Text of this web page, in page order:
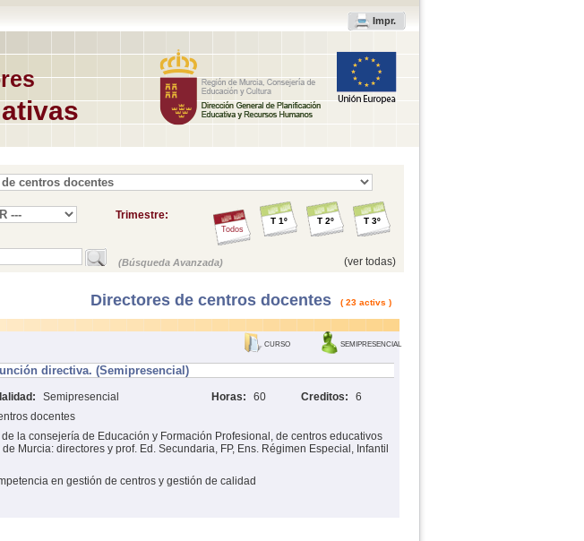
Impr.
T 3º
T 2º
T 1º
Todos
Trimestre:
(Búsqueda Avanzada) (ver todas)
Directores de centros docentes ( 23 activs )
SEMIPRESENCIAL
CURSO
directiva. (Semipresencial)
Semipresencial Horas: 60 Creditos:
6
docentes
la consejería de Educación y Formación Profesional, de centros educativos
Murcia: directores y prof. Ed. Secundaria, FP, Ens. Régimen Especial, Infantil
en gestión de centros y gestión de calidad